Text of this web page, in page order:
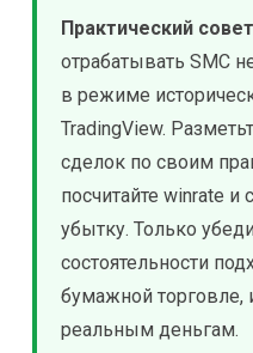
Практический
отрабатывать SMC
в режиме
TradingView.
сделок по своим
посчитайте winrate
убытку. Только
состоятельности
бумажной торговле,
реальным деньгам.